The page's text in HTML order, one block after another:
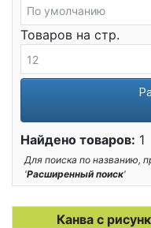
Товаров на стр.
Найдено товаров: 1
Для поиска по названию,
'Расширенный поиск'
Канва с